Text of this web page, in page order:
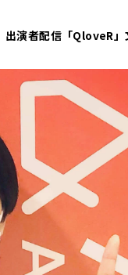
出演者配信「QloveR」